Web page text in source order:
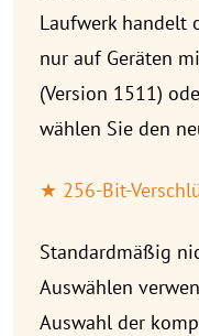
Laufwerk handelt
nur auf Geräten
(Version 1511)
wählen Sie den
★ 256-Bit-
Standardmäßig
Auswählen
Auswahl der